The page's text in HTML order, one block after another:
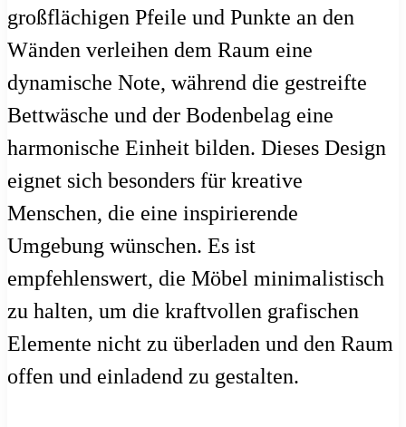
großflächigen Pfeile und Punkte an den
Wänden verleihen dem Raum eine
dynamische Note, während die gestreifte
Bettwäsche und der Bodenbelag eine
harmonische Einheit bilden. Dieses Design
eignet sich besonders für kreative
Menschen, die eine inspirierende
Umgebung wünschen. Es ist
empfehlenswert, die Möbel minimalistisch
zu halten, um die kraftvollen grafischen
Elemente nicht zu überladen und den Raum
offen und einladend zu gestalten.